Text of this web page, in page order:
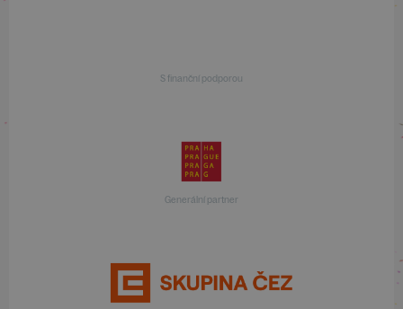
S finanční podporou
Generální partner